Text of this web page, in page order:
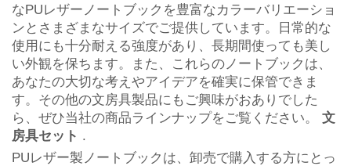
リソース
Kontakuto Us
なPUレザーノートブックを豊富なカラーバリエーショ
ンとさまざまなサイズでご提供しています。日常的な
使用にも十分耐える強度があり、長期間使っても美し
い外観を保ちます。また、これらのノートブックは、
あなたの大切な考えやアイデアを確実に保管できま
す。その他の文房具製品にもご興味がおありでした
ら、ぜひ当社の商品ラインナップをご覧ください。 文
房具セット .
PUレザー製ノートブックは、卸売で購入する方にとっ